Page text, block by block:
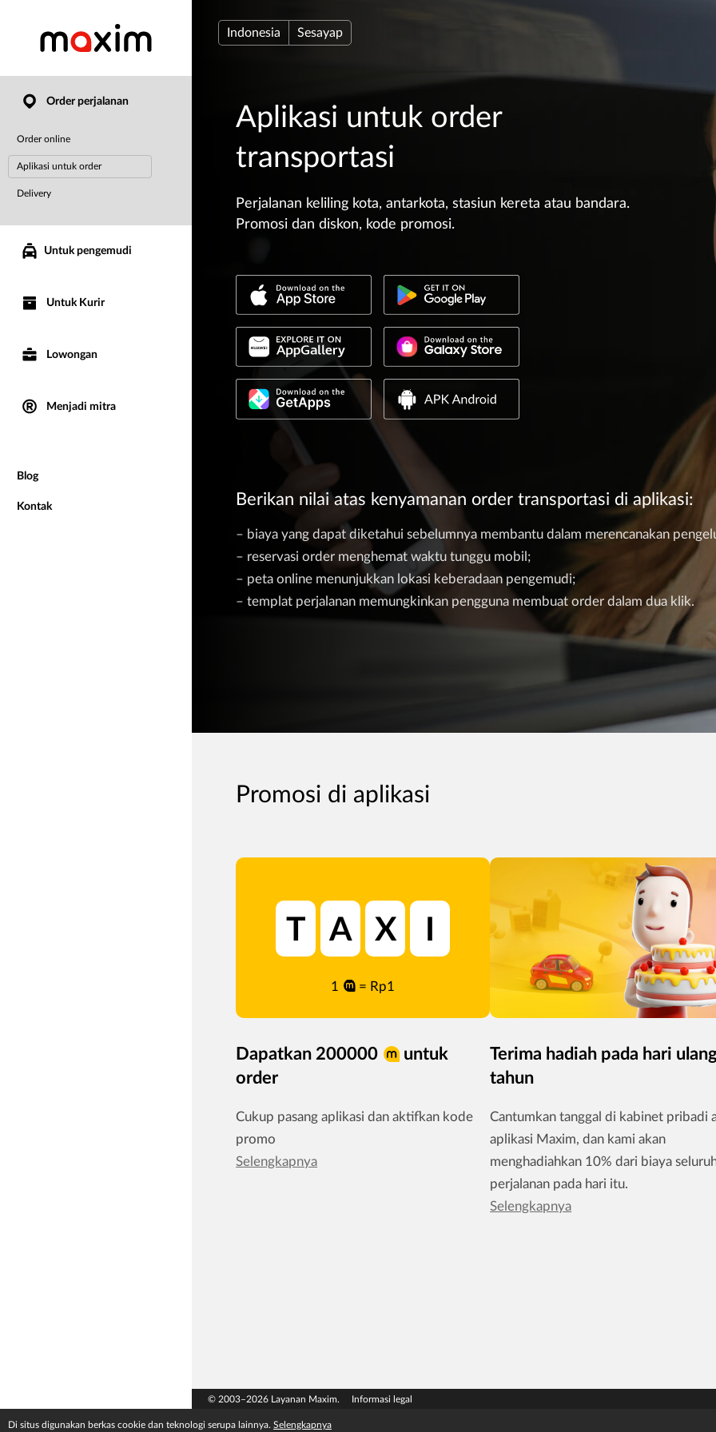
Order perjalanan
Order online
Aplikasi untuk order
Delivery
Untuk pengemudi
Untuk Kurir
Lowongan
Menjadi mitra
Blog
Kontak
Indonesia Sesayap
Aplikasi untuk order
transportasi
Perjalanan keliling kota, antarkota, stasiun kereta atau bandara.
Promosi dan diskon, kode promosi.
Berikan nilai atas kenyamanan order transportasi di aplikasi:
– biaya yang dapat diketahui sebelumnya membantu dalam merencanakan
– reservasi order menghemat waktu tunggu mobil;
– peta online menunjukkan lokasi keberadaan pengemudi;
– templat perjalanan memungkinkan pengguna membuat order dalam dua klik.
Promosi di aplikasi
T A X
1 = Rp1
Dapatkan 200000
untuk
order
Cukup pasang aplikasi dan aktifkan kode
promo
Selengkapnya
Terima hadiah pada hari
tahun
Cantumkan tanggal di kabinet pribadi
aplikasi Maxim, dan kami akan
menghadiahkan 10% dari biaya
perjalanan pada hari itu.
Selengkapnya
© 2003–2026 Layanan Maxim. Informasi legal
Di situs digunakan berkas cookie dan teknologi serupa lainnya. Selengkapnya